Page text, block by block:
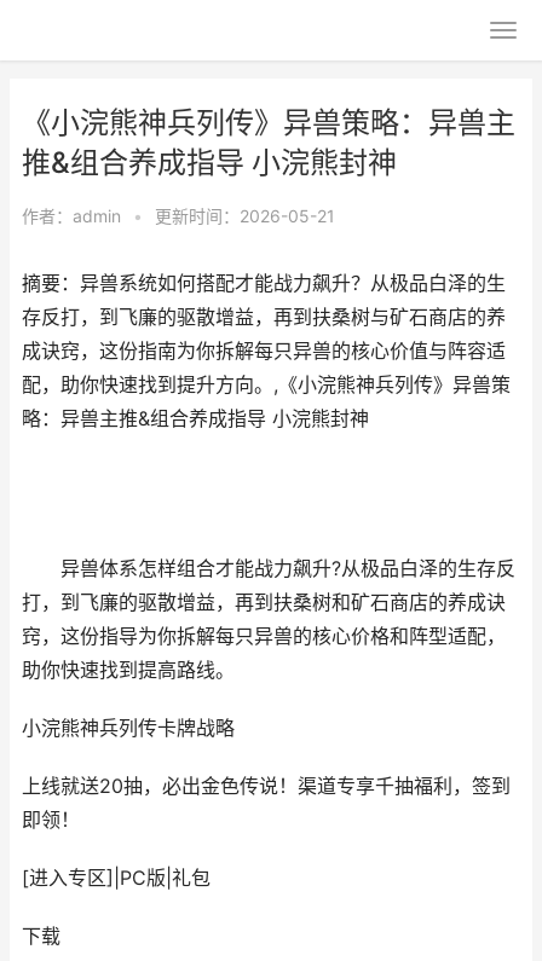
《小浣熊神兵列传》异兽策略：异兽主
推&组合养成指导 小浣熊封神
作者： admin • 更新时间：2026-05-21
摘要：异兽系统如何搭配才能战力飙升？从极品白泽的生
存反打，到飞廉的驱散增益，再到扶桑树与矿石商店的养
成诀窍，这份指南为你拆解每只异兽的核心价值与阵容适
配，助你快速找到提升方向。,《小浣熊神兵列传》异兽策
略：异兽主推&组合养成指导 小浣熊封神
异兽体系怎样组合才能战力飙升?从极品白泽的生存反
打，到飞廉的驱散增益，再到扶桑树和矿石商店的养成诀
窍，这份指导为你拆解每只异兽的核心价格和阵型适配，
助你快速找到提高路线。
小浣熊神兵列传卡牌战略
上线就送20抽，必出金色传说！渠道专享千抽福利，签到
即领！
[进入专区] PC版 礼包
下载